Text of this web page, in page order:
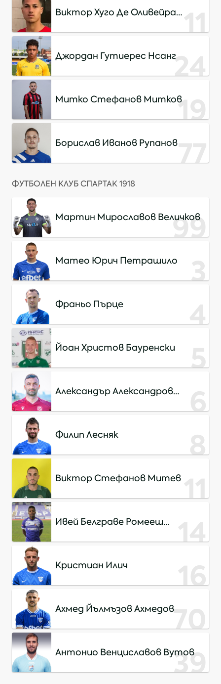
Виктор Хуго Де Оливейра
11
Джордан Гутиерес Нсанг24
Митко Стефанов Митков19
Борислав Иванов Рупанов77
ФУТБОЛЕН КЛУБ СПАРТАК 1918
Мартин Мирославов Величков
99
Матео Юрич Петрашило 3
Франьо Пърце 4
Йоан Христов Бауренски 5
Александър Александров
6
Филип Лесняк 8
Виктор Стефанов Митев 11
Ивей Белграве Ромееш
14
Кристиан Илич 16
Ахмед Йълмъзов Ахмедов70
Антонио Венциславов Вутов
39